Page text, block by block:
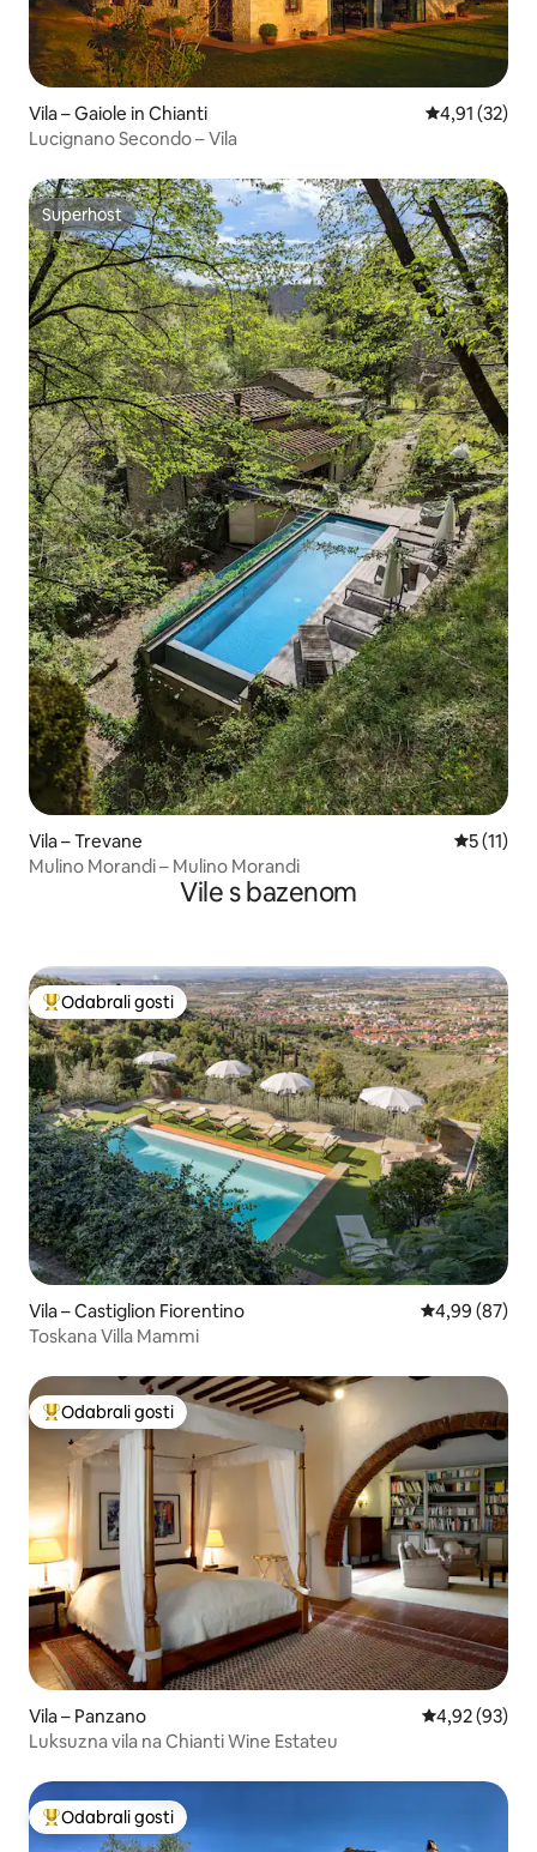
Vila – Gaiole in Chianti Prosječna
4,91 (32)
Lucignano Secondo – Vila
Superhost
Superhost
Vila – Trevane
5 (11)
Mulino Morandi – Mulino Morandi
Vile s bazenom
Među najviše rangiranima s oznakom „Odabrali gosti”
Odabrali gosti
Vila – Castiglion Fiorentino Prosječna
4,99 (87)
Toskana Villa Mammi
Među najviše rangiranima s oznakom „Odabrali gosti”
Odabrali gosti
Vila – Panzano Prosječna
4,92 (93)
Luksuzna vila na Chianti Wine Estateu
Među najviše rangiranima s oznakom „Odabrali gosti”
Odabrali gosti